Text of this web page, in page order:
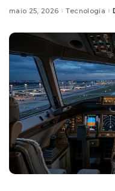
maio 25, 2026 Tecnologia